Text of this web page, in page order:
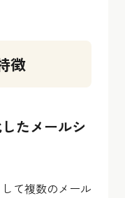
徴
たメールシ
て複数のメール